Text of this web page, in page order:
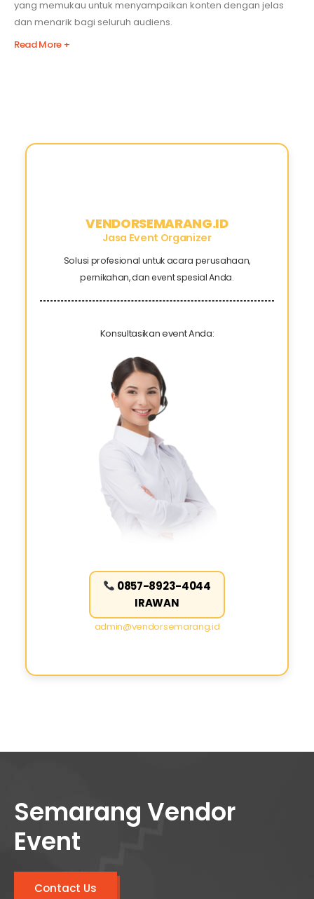
yang memukau untuk menyampaikan konten dengan jelas
dan menarik bagi seluruh audiens.
Read More +
VENDORSEMARANG.ID
Jasa Event Organizer
Solusi profesional untuk acara perusahaan,
pernikahan, dan event spesial Anda.
Konsultasikan event Anda:
0857-8923-4044
IRAWAN
admin@vendorsemarang.id
Semarang Vendor
Event
Contact Us